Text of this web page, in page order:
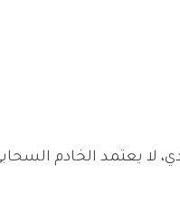
لا يعتمد الخادم